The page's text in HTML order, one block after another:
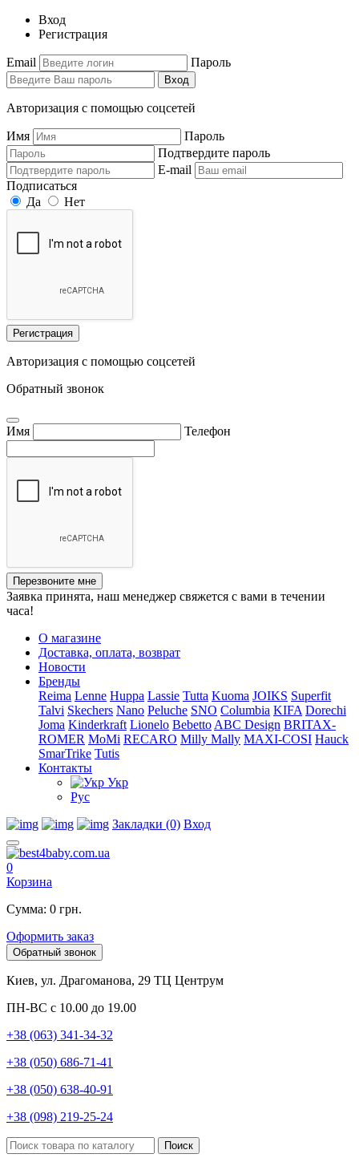
Вход
Регистрация
Email Пароль
Вход
Авторизация с помощью соцсетей
Имя
Пароль
Подтвердите пароль
E-mail
Подписаться
Да
Нет
Регистрация
Авторизация с помощью соцсетей
Обратный звонок
Имя Телефон
Перезвоните мне
Заявка принята, наш менеджер свяжется с вами в течении
часа!
О магазине
Доставка, оплата, возврат
Новости
Бренды
Reima Lenne Huppa Lassie Tutta Kuoma JOIKS Superfit
Talvi Skechers Nano Peluche SNO Columbia KIFA Dorechi
Joma Kinderkraft Lionelo Bebetto ABC Design BRITAX-
ROMER MoMi RECARO Milly Mally MAXI-COSI Hauck
SmarTrike Tutis
Контакты
Укр
Рус
Закладки (0) Вход
0
Корзина
Сумма: 0 грн.
Оформить заказ
Обратный звонок
Киев, ул. Драгоманова, 29 ТЦ Центрум
ПН-ВС с 10.00 до 19.00
+38 (063) 341-34-32
+38 (050) 686-71-41
+38 (050) 638-40-91
+38 (098) 219-25-24
Поиск